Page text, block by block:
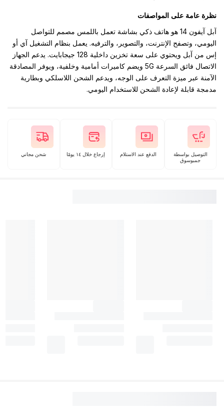
نظرة عامة على المواصفات
آبل آيفون 14 هو هاتف ذكي بشاشة تعمل باللمس مصمم للتواصل
اليومي، وتصفح الإنترنت، والتصوير، والترفيه. يعمل بنظام التشغيل آي أو
إس من آبل ويحتوي على سعة تخزين داخلية 128 جيجابايت. يدعم الجهاز
الاتصال فائق السرعة 5G ويضم كاميرات أمامية وخلفية، ويوفر المصادقة
الآمنة عبر ميزة التعرف على الوجه، ويدعم الشحن اللاسلكي وبطارية
مدمجة قابلة لإعادة الشحن للاستخدام اليومي.
التوصيل بواسطة
جمبوسوق
الدفع عند الاستلام إرجاع خلال ١٤ يومًا شحن مجاني